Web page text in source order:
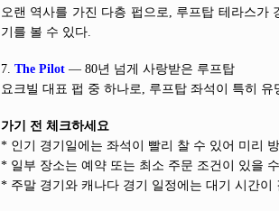
오랜 역사를 가진 다층 펍으로, 루프탑 테라스가
기를 볼 수 있다.
7. The Pilot — 80년 넘게 사랑받은 루프탑
요크빌 대표 펍 중 하나로, 루프탑 좌석이 특히
가기 전 체크하세요
* 인기 경기일에는 좌석이 빨리 찰 수 있어 미리
* 일부 장소는 예약 또는 최소 주문 조건이 있을
* 주말 경기와 캐나다 경기 일정에는 대기 시간이